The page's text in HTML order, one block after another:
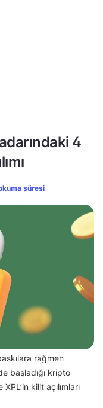
4
süresi
rağmen
başladığı kripto
kilit açılımları